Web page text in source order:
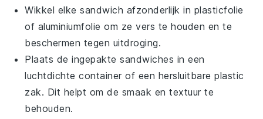
Wikkel elke sandwich afzonderlijk in plasticfolie
of aluminiumfolie om ze vers te houden en te
beschermen tegen uitdroging.
Plaats de ingepakte sandwiches in een
luchtdichte container of een hersluitbare plastic
zak. Dit helpt om de smaak en textuur te
behouden.